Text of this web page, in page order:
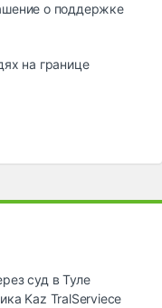
о поддержке
на границе
суд в Туле
Kaz TralServiece